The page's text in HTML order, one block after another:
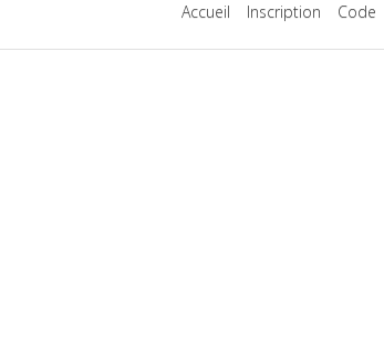
Accueil Inscription Code